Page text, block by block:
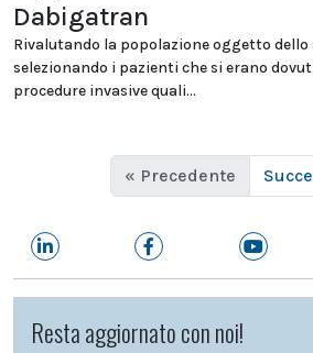
Dabigatran
Rivalutando la popolazione oggetto dello
selezionando i pazienti che si erano
procedure invasive quali...
« Precedente
Resta aggiornato con noi!